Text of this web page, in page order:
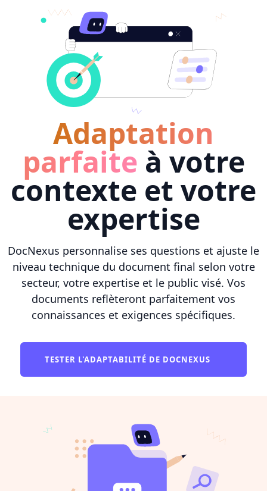
Adaptation
parfaite à votre
contexte et votre
expertise
DocNexus personnalise ses questions et ajuste le
niveau technique du document final selon votre
secteur, votre expertise et le public visé. Vos
documents reflèteront parfaitement vos
connaissances et exigences spécifiques.
TESTER L'ADAPTABILITÉ DE DOCNEXUS